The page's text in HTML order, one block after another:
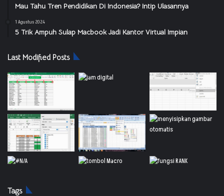
Mau Tahu Tren Pendidikan Di Indonesia? Intip Ulasannya
1 Agustus 2024
5 Trik Ampuh Sulap Macbook Jadi Kantor Virtual Impian
Last Modified Posts
Tags